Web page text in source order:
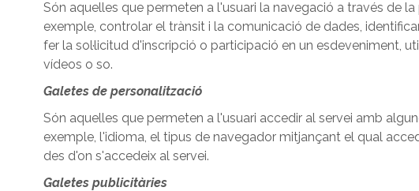
Són aquelles que permeten a l'usuari la navegació a través de
exemple, controlar el trànsit i la comunicació de dades,
fer la sol·licitud d'inscripció o participació en un
vídeos o so.
Galetes de personalització
Són aquelles que permeten a l'usuari accedir al servei amb
exemple, l'idioma, el tipus de navegador mitjançant el qual
des d'on s'accedeix al servei.
Galetes publicitàries